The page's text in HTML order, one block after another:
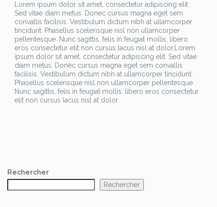
Lorem ipsum dolor sit amet, consectetur adipiscing elit.
Sed vitae diam metus. Donec cursus magna eget sem
convallis facilisis. Vestibulum dictum nibh at ullamcorper
tincidunt. Phasellus scelerisque nisl non ullamcorper
pellentesque. Nunc sagittis, felis in feugiat mollis, libero
eros consectetur elit non cursus lacus nisl at dolor.Lorem
ipsum dolor sit amet, consectetur adipiscing elit. Sed vitae
diam metus. Donec cursus magna eget sem convallis
facilisis. Vestibulum dictum nibh at ullamcorper tincidunt.
Phasellus scelerisque nisl non ullamcorper pellentesque.
Nunc sagittis, felis in feugiat mollis, libero eros consectetur
elit non cursus lacus nisl at dolor.
Rechercher
Rechercher